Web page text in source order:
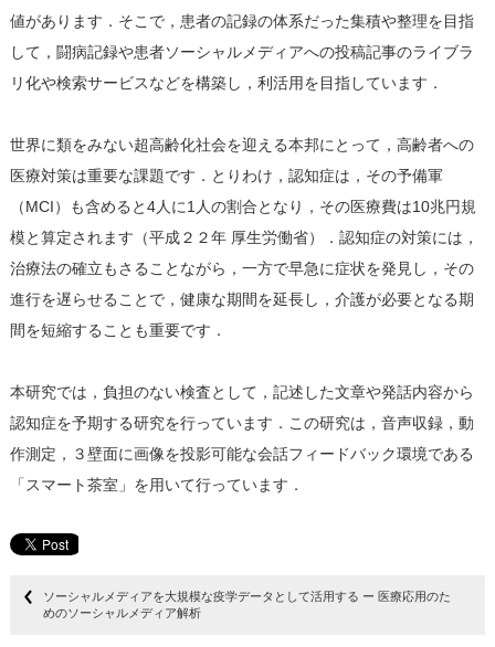
値があります．そこで，患者の記録の体系だった集積や整理を目指
して，闘病記録や患者ソーシャルメディアへの投稿記事のライブラ
リ化や検索サービスなどを構築し，利活用を目指しています．
世界に類をみない超高齢化社会を迎える本邦にとって，高齢者への
医療対策は重要な課題です．とりわけ，認知症は，その予備軍
（MCI）も含めると4人に1人の割合となり，その医療費は10兆円規
模と算定されます（平成２２年 厚生労働省）．認知症の対策には，
治療法の確立もさることながら，一方で早急に症状を発見し，その
進行を遅らせることで，健康な期間を延長し，介護が必要となる期
間を短縮することも重要です．
本研究では，負担のない検査として，記述した文章や発話内容から
認知症を予期する研究を行っています．この研究は，音声収録，動
作測定，３壁面に画像を投影可能な会話フィードバック環境である
「スマート茶室」を用いて行っています．
ソーシャルメディアを大規模な疫学データとして活用する ー 医療応用のた
めのソーシャルメディア解析